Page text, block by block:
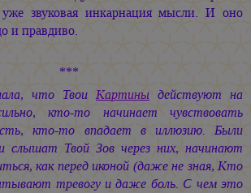
звуковая инкарнация мысли. И оно
и правдиво.
***
что Твои Картины действуют на
кто-то начинает чувствовать
кто-то впадает в иллюзию. Были
слышат Твой Зов через них, начинают
как перед иконой (даже не зная, Кто
тревогу и даже боль. С чем это